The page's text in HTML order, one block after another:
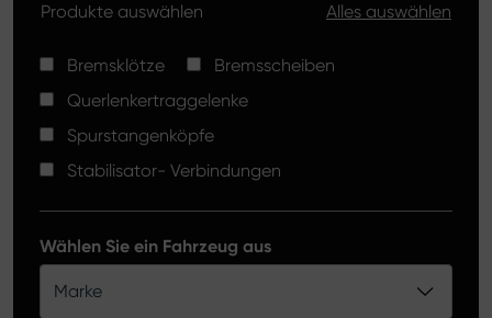
Bremsklötze
Bremsscheiben High Carbon
Spurstangenköpfe
Bremsklötze Silver Ceramic
Aktuelles
Verkaufsstellen
Kontakt
Produkte auswählen Alles auswählen
Bremsklötze
Bremsscheiben
Querlenkertraggelenke
Spurstangenköpfe
Stabilisator- Verbindungen
Wählen Sie ein Fahrzeug aus
Marke